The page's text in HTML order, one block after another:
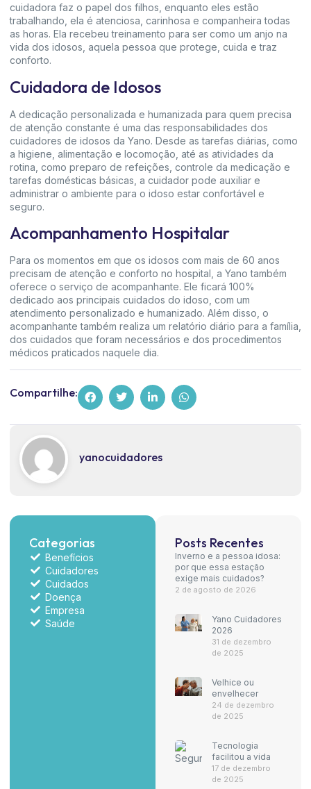
cuidadora faz o papel dos filhos, enquanto eles estão
trabalhando, ela é atenciosa, carinhosa e companheira todas
as horas. Ela recebeu treinamento para ser como um anjo na
vida dos idosos, aquela pessoa que protege, cuida e traz
conforto.
Cuidadora de Idosos
A dedicação personalizada e humanizada para quem precisa
de atenção constante é uma das responsabilidades dos
cuidadores de idosos da Yano. Desde as tarefas diárias, como
a higiene, alimentação e locomoção, até as atividades da
rotina, como preparo de refeições, controle da medicação e
tarefas domésticas básicas, a cuidador pode auxiliar e
administrar o ambiente para o idoso estar confortável e
seguro.
Acompanhamento Hospitalar
Para os momentos em que os idosos com mais de 60 anos
precisam de atenção e conforto no hospital, a Yano também
oferece o serviço de acompanhante. Ele ficará 100%
dedicado aos principais cuidados do idoso, com um
atendimento personalizado e humanizado. Além disso, o
acompanhante também realiza um relatório diário para a família,
dos cuidados que foram necessários e dos procedimentos
médicos praticados naquele dia.
Compartilhe:
yanocuidadores
Categorias
Benefícios
Cuidadores
Cuidados
Doença
Empresa
Saúde
Posts Recentes
Inverno e a pessoa idosa:
por que essa estação
exige mais cuidados?
2 de agosto de 2026
Yano Cuidadores
2026
31 de dezembro
de 2025
Velhice ou
envelhecer
24 de dezembro
de 2025
Tecnologia
facilitou a vida
17 de dezembro
de 2025